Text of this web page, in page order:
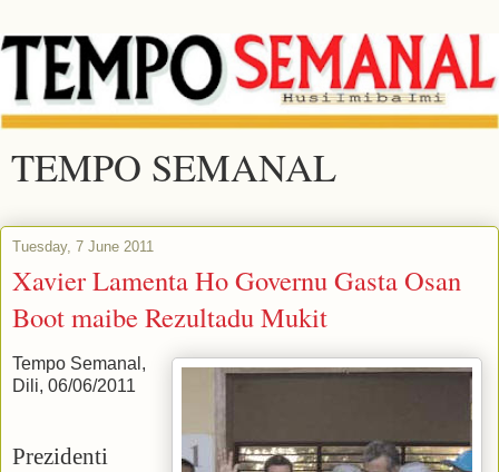
TEMPO SEMANAL
Tuesday, 7 June 2011
Xavier Lamenta Ho Governu Gasta Osan
Boot maibe Rezultadu Mukit
Tempo Semanal,
Dili, 06/06/2011
Prezidenti